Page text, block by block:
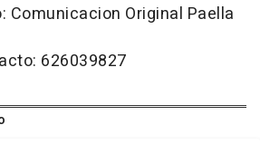
Comunicacion Original Paella
626039827